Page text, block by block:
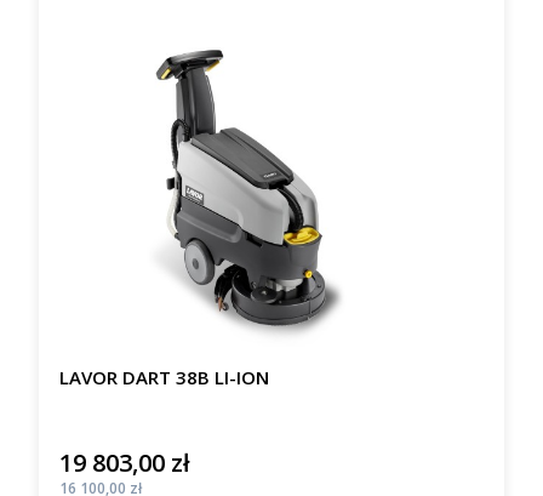
LAVOR DART 38B LI-ION
Cena
19 803,00 zł
Cena
16 100,00 zł